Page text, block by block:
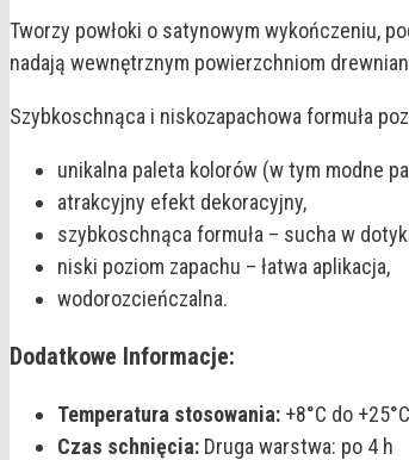
Tworzy powłoki o satynowym wykończeniu,
nadają wewnętrznym powierzchniom
Szybkoschnąca i niskozapachowa formuła
unikalna paleta kolorów (w tym modne
atrakcyjny efekt dekoracyjny,
szybkoschnąca formuła – sucha w
niski poziom zapachu – łatwa aplikacja,
wodorozcieńczalna.
Dodatkowe Informacje:
Temperatura stosowania: +8°C do +25°C
Czas schnięcia: Druga warstwa: po 4 h